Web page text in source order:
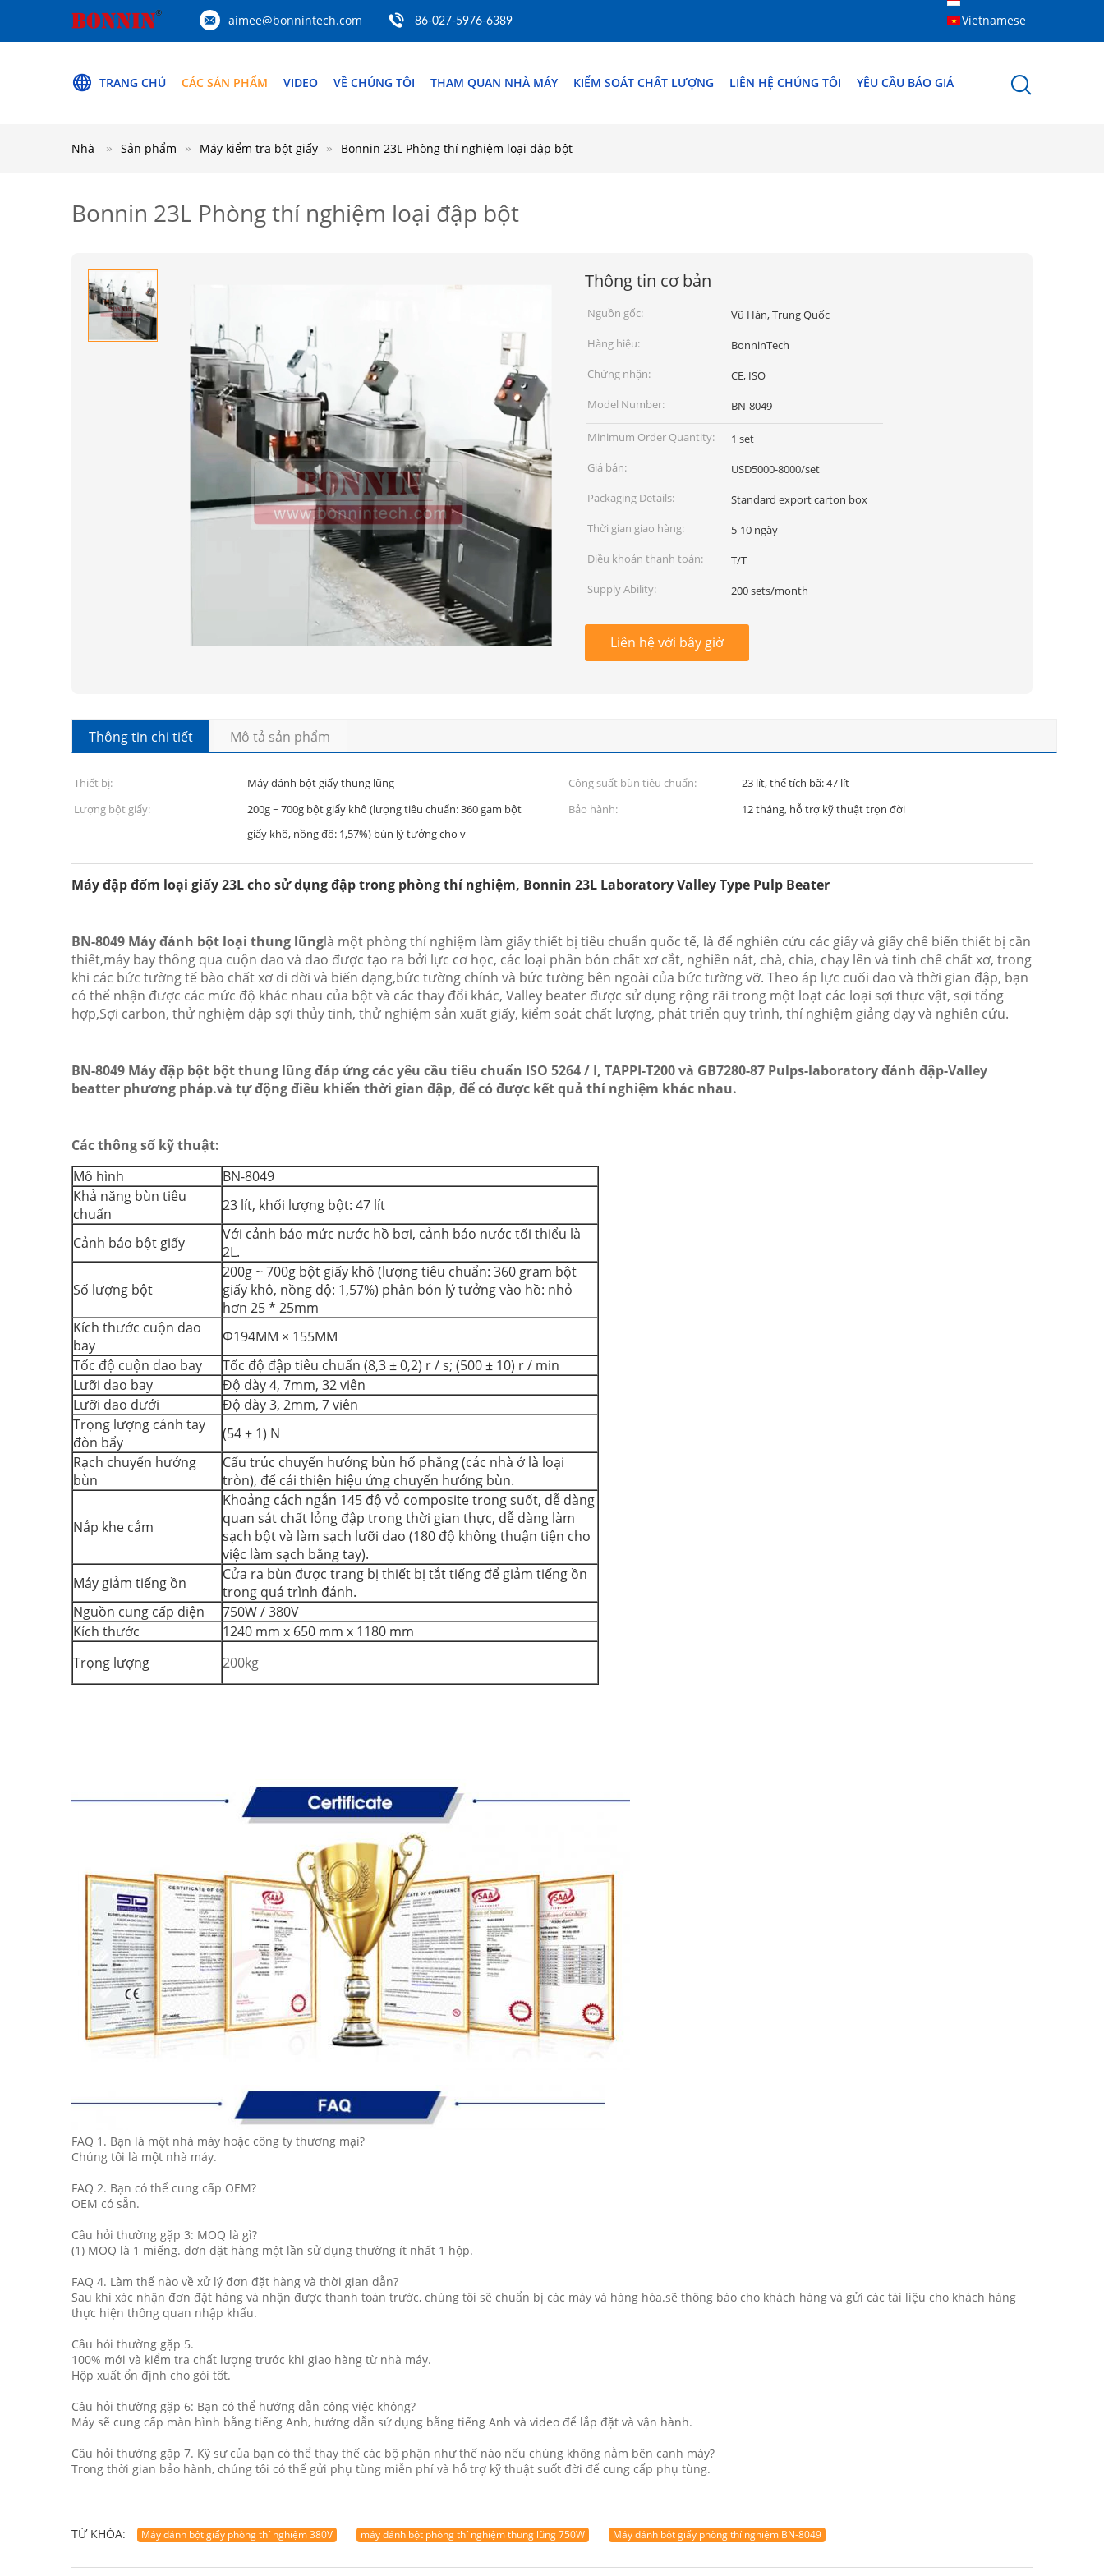
aimee@bonnintech.com 86-027-5976-6389 Vietnamese
TRANG CHỦ CÁC SẢN PHẨM VIDEO VỀ CHÚNG TÔI THAM QUAN NHÀ MÁY KIỂM SOÁT CHẤT LƯỢNG LIÊN HỆ CHÚNG TÔI YÊU CẦU BÁO GIÁ
Nhà Sản phẩm Máy kiểm tra bột giấy Bonnin 23L Phòng thí nghiệm loại đập bột
Bonnin 23L Phòng thí nghiệm loại đập bột
Thông tin cơ bản
Nguồn gốc:
Vũ Hán, Trung Quốc
Hàng hiệu:
BonninTech
Chứng nhận:
CE, ISO
Model Number:
BN-8049
Minimum Order Quantity:
1 set
Giá bán:
USD5000-8000/set
Packaging Details:
Standard export carton box
Thời gian giao hàng:
5-10 ngày
Điều khoản thanh toán:
T/T
Supply Ability:
200 sets/month
Liên hệ với bây giờ
Thông tin chi tiết Mô tả sản phẩm
Thiết bị: Máy đánh bột giấy thung lũng Công suất bùn tiêu chuẩn:
23 lít, thể tích bã: 47 lít
Lượng bột giấy:
200g ~ 700g bột giấy khô (lượng tiêu chuẩn: 360 gam bột
giấy khô, nồng độ: 1,57%) bùn lý tưởng cho v
Bảo hành: 12 tháng, hỗ trợ kỹ thuật trọn đời
Máy đập đốm loại giấy 23L cho sử dụng đập trong phòng thí nghiệm, Bonnin 23L Laboratory Valley Type Pulp Beater
BN-8049 Máy đánh bột loại thung lũnglà một phòng thí nghiệm làm giấy thiết bị tiêu chuẩn quốc tế, là để nghiên cứu các giấy và giấy chế biến thiết bị cần
thiết,máy bay thông qua cuộn dao và dao được tạo ra bởi lực cơ học, các loại phân bón chất xơ cắt, nghiền nát, chà, chia, chạy lên và tinh chế chất xơ, trong
khi các bức tường tế bào chất xơ di dời và biến dạng,bức tường chính và bức tường bên ngoài của bức tường vỡ. Theo áp lực cuối dao và thời gian đập, bạn
có thể nhận được các mức độ khác nhau của bột và các thay đổi khác, Valley beater được sử dụng rộng rãi trong một loạt các loại sợi thực vật, sợi tổng
hợp,Sợi carbon, thử nghiệm đập sợi thủy tinh, thử nghiệm sản xuất giấy, kiểm soát chất lượng, phát triển quy trình, thí nghiệm giảng dạy và nghiên cứu.
BN-8049 Máy đập bột bột thung lũngđáp ứng các yêu cầu tiêu chuẩn ISO 5264 / I, TAPPI-T200 và GB7280-87 Pulps-laboratory đánh đập-Valley
beatter phương pháp.và tự động điều khiển thời gian đập, để có được kết quả thí nghiệm khác nhau.
Các thông số kỹ thuật:
Mô hình
BN-8049
Khả năng bùn tiêu
chuẩn
23 lít, khối lượng bột: 47 lít
Cảnh báo bột giấy
Với cảnh báo mức nước hồ bơi, cảnh báo nước tối thiểu là
2L.
Số lượng bột
200g ~ 700g bột giấy khô (lượng tiêu chuẩn: 360 gram bột
giấy khô, nồng độ: 1,57%) phân bón lý tưởng vào hồ: nhỏ
hơn 25 * 25mm
Kích thước cuộn dao
bay
Φ194MM × 155MM
Tốc độ cuộn dao bay
Tốc độ đập tiêu chuẩn (8,3 ± 0,2) r / s; (500 ± 10) r / min
Lưỡi dao bay
Độ dày 4, 7mm, 32 viên
Lưỡi dao dưới
Độ dày 3, 2mm, 7 viên
Trọng lượng cánh tay
đòn bẩy
(54 ± 1) N
Rạch chuyển hướng
bùn
Cấu trúc chuyển hướng bùn hố phẳng (các nhà ở là loại
tròn), để cải thiện hiệu ứng chuyển hướng bùn.
Nắp khe cắm
Khoảng cách ngắn 145 độ vỏ composite trong suốt, dễ dàng
quan sát chất lỏng đập trong thời gian thực, dễ dàng làm
sạch bột và làm sạch lưỡi dao (180 độ không thuận tiện cho
việc làm sạch bằng tay).
Máy giảm tiếng ồn
Cửa ra bùn được trang bị thiết bị tắt tiếng để giảm tiếng ồn
trong quá trình đánh.
Nguồn cung cấp điện
750W / 380V
Kích thước
1240 mm x 650 mm x 1180 mm
Trọng lượng
200kg
FAQ 1. Bạn là một nhà máy hoặc công ty thương mại?
Chúng tôi là một nhà máy.
FAQ 2. Bạn có thể cung cấp OEM?
OEM có sẵn.
Câu hỏi thường gặp 3: MOQ là gì?
(1) MOQ là 1 miếng. đơn đặt hàng một lần sử dụng thường ít nhất 1 hộp.
FAQ 4. Làm thế nào về xử lý đơn đặt hàng và thời gian dẫn?
Sau khi xác nhận đơn đặt hàng và nhận được thanh toán trước, chúng tôi sẽ chuẩn bị các máy và hàng hóa.sẽ thông báo cho khách hàng và gửi các tài liệu cho khách hàng
thực hiện thông quan nhập khẩu.
Câu hỏi thường gặp 5.
100% mới và kiểm tra chất lượng trước khi giao hàng từ nhà máy.
Hộp xuất ổn định cho gói tốt.
Câu hỏi thường gặp 6: Bạn có thể hướng dẫn công việc không?
Máy sẽ cung cấp màn hình bằng tiếng Anh, hướng dẫn sử dụng bằng tiếng Anh và video để lắp đặt và vận hành.
Câu hỏi thường gặp 7. Kỹ sư của bạn có thể thay thế các bộ phận như thế nào nếu chúng không nằm bên cạnh máy?
Trong thời gian bảo hành, chúng tôi có thể gửi phụ tùng miễn phí và hỗ trợ kỹ thuật suốt đời để cung cấp phụ tùng.
TỪ KHÓA: Máy đánh bột giấy phòng thí nghiệm 380V máy đánh bột phòng thí nghiệm thung lũng 750W Máy đánh bột giấy phòng thí nghiệm BN-8049